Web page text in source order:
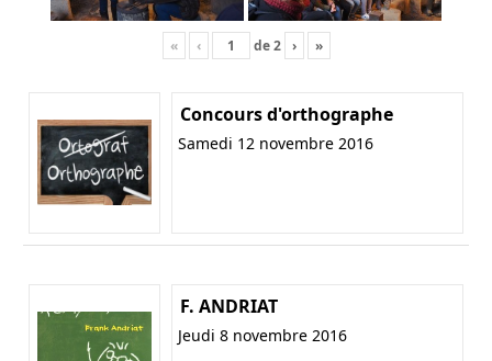
« ‹ de2 › »
Concours d'orthographe
Samedi 12 novembre 2016
F. ANDRIAT
Jeudi 8 novembre 2016